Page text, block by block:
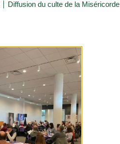
Diffusion du culte de la Miséricorde